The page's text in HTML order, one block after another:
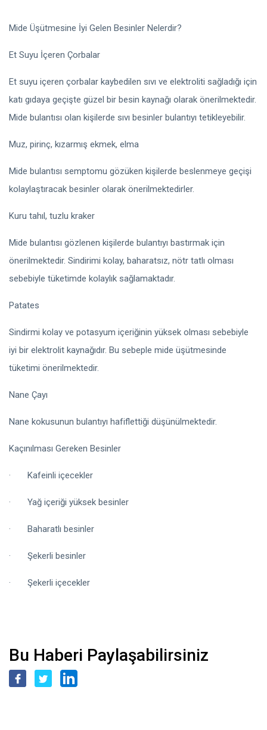
Mide Üşütmesine İyi Gelen Besinler Nelerdir?
Et Suyu İçeren Çorbalar
Et suyu içeren çorbalar kaybedilen sıvı ve elektroliti sağladığı için
katı gıdaya geçişte güzel bir besin kaynağı olarak önerilmektedir.
Mide bulantısı olan kişilerde sıvı besinler bulantıyı tetikleyebilir.
Muz, pirinç, kızarmış ekmek, elma
Mide bulantısı semptomu gözüken kişilerde beslenmeye geçişi
kolaylaştıracak besinler olarak önerilmektedirler.
Kuru tahıl, tuzlu kraker
Mide bulantısı gözlenen kişilerde bulantıyı bastırmak için
önerilmektedir. Sindirimi kolay, baharatsız, nötr tatlı olması
sebebiyle tüketimde kolaylık sağlamaktadır.
Patates
Sindirmi kolay ve potasyum içeriğinin yüksek olması sebebiyle
iyi bir elektrolit kaynağıdır. Bu sebeple mide üşütmesinde
tüketimi önerilmektedir.
Nane Çayı
Nane kokusunun bulantıyı hafiflettiği düşünülmektedir.
Kaçınılması Gereken Besinler
· Kafeinli içecekler
· Yağ içeriği yüksek besinler
· Baharatlı besinler
· Şekerli besinler
· Şekerli içecekler
Bu Haberi Paylaşabilirsiniz